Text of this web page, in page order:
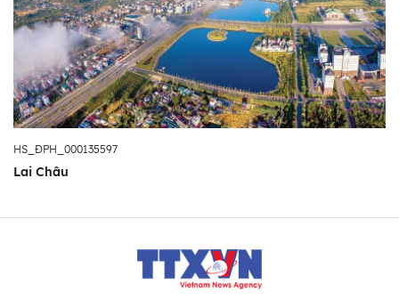
HS_ĐPH_000135597
Lai Châu